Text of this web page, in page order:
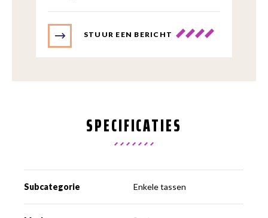
STUUR EEN BERICHT
SPECIFICATIES
Subcategorie Enkele tassen